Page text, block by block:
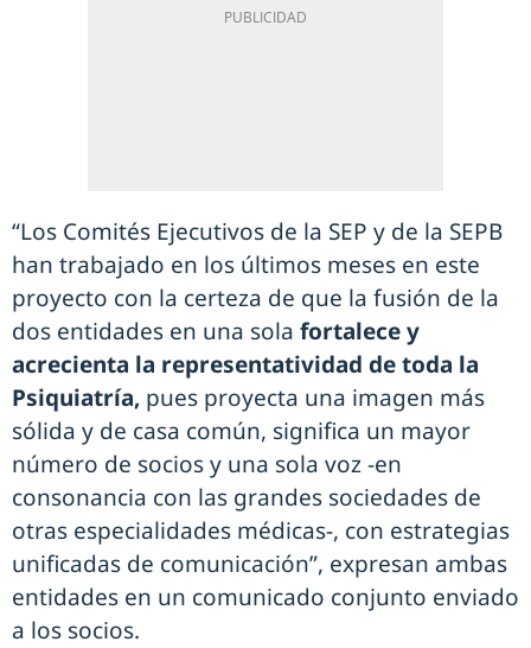
“Los Comités Ejecutivos de la SEP y de la SEPB
han trabajado en los últimos meses en este
proyecto con la certeza de que la fusión de la
dos entidades en una sola fortalece y
acrecienta la representatividad de toda la
Psiquiatría, pues proyecta una imagen más
sólida y de casa común, significa un mayor
número de socios y una sola voz -en
consonancia con las grandes sociedades de
otras especialidades médicas-, con estrategias
unificadas de comunicación”, expresan ambas
entidades en un comunicado conjunto enviado
a los socios.